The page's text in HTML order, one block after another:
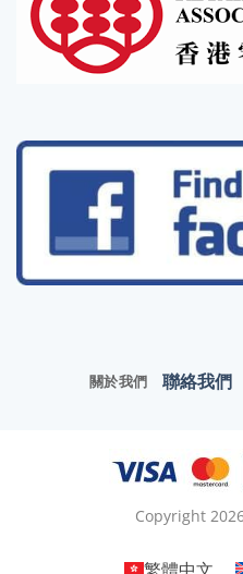
關於我們 聯絡我們
Copyright
繁體中文